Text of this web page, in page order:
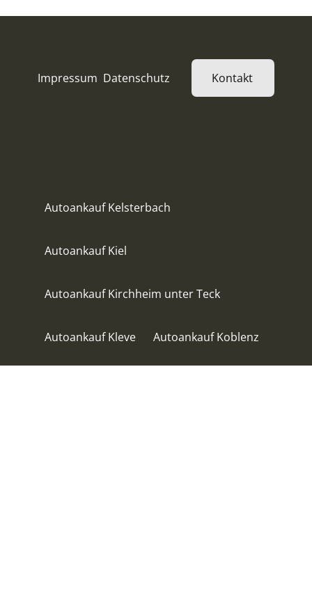
Impressum Datenschutz Kontakt
Autoankauf Kelsterbach
Autoankauf Kiel
Autoankauf Kirchheim unter Teck
Autoankauf Kleve Autoankauf Koblenz